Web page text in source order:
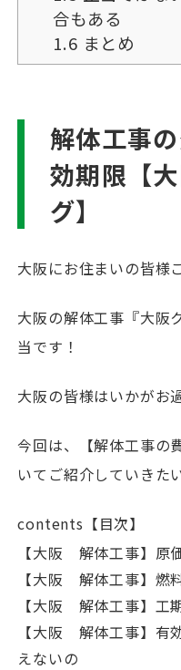
合もある
1.6 まとめ
解体工事
効期限【
グ】
大阪にお住まいの皆様
大阪の解体工事『大阪
当です！
大阪の皆様はいかがお
今回は、【解体工事の
いてご紹介していきた
contents【目次】
【大阪 解体工事】原
【大阪 解体工事】燃
【大阪 解体工事】工
【大阪 解体工事】有
えないの